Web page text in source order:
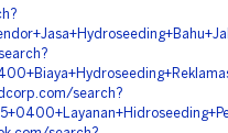
search?